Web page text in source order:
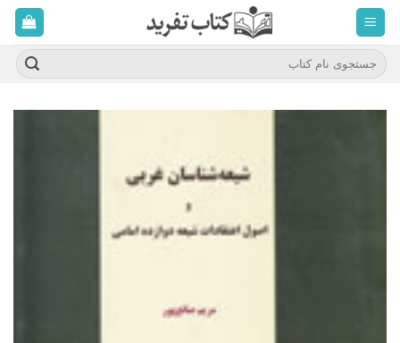
محتوا
برویدجستجو
برای: